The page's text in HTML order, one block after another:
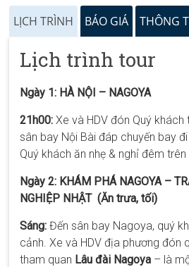
LỊCH TRÌNH BÁO GIÁ THÔNG
Lịch trình tour
Ngày 1: HÀ NỘI – NAGOYA
21h00: Xe và HDV đón Quý khách
sân bay Nội Bài đáp chuyến bay
Quý khách ăn nhẹ & nghỉ đêm
Ngày 2: KHÁM PHÁ NAGOYA –
NGHIỆP NHẬT (Ăn trưa, tối)
Sáng: Đến sân bay Nagoya, quý
cảnh. Xe và HDV địa phương đón
tham quan Lâu đài Nagoya – là